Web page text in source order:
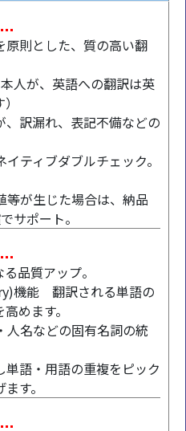
原則とした、質の高い翻
人が、英語への翻訳は英
、訳漏れ、表記不備などの
ティブダブルチェック。
等が生じた場合は、納品
サポート。
品質アップ。
機能 翻訳される単語の
めます。
名などの固有名詞の統
語・用語の重複をピック
す。